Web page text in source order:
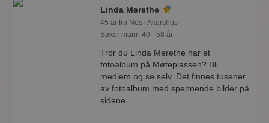
Linda Merethe
45 år fra Nes i Akershus
Søker mann 40 - 58 år
Tror du Linda Merethe har et
fotoalbum på Møteplassen? Bli
medlem og se selv. Det finnes tusener
av fotoalbum med spennende bilder på
sidene.